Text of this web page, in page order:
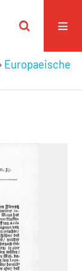
Europaeische